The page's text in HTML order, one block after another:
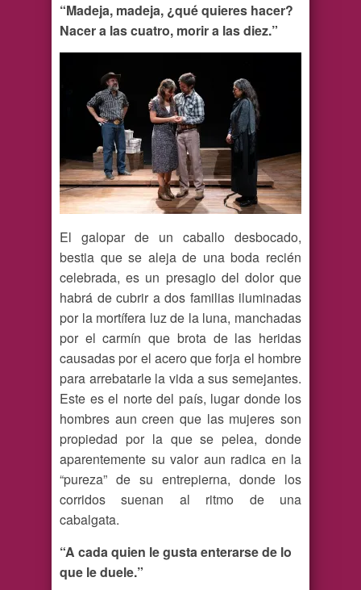
“Madeja, madeja, ¿qué quieres hacer?
Nacer a las cuatro, morir a las diez.”
El galopar de un caballo desbocado,
bestia que se aleja de una boda recién
celebrada, es un presagio del dolor que
habrá de cubrir a dos familias iluminadas
por la mortífera luz de la luna, manchadas
por el carmín que brota de las heridas
causadas por el acero que forja el hombre
para arrebatarle la vida a sus semejantes.
Este es el norte del país, lugar donde los
hombres aun creen que las mujeres son
propiedad por la que se pelea, donde
aparentemente su valor aun radica en la
“pureza” de su entrepierna, donde los
corridos suenan al ritmo de una
cabalgata.
“A cada quien le gusta enterarse de lo
que le duele.”